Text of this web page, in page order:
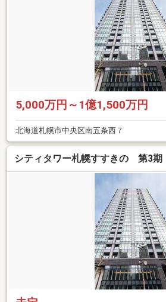
5,000万円～1億1,500万円
北海道札幌市中央区南五条西７
シティタワー札幌すすきの 第3期